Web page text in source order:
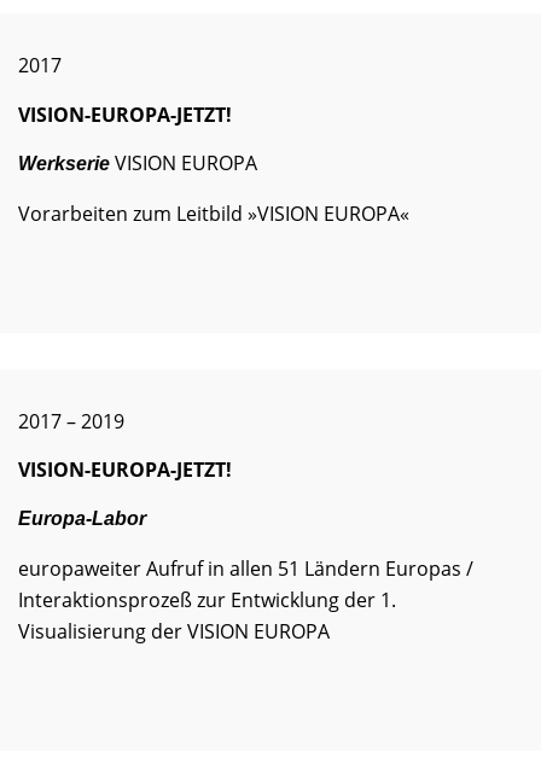
2017
VISION-EUROPA-JETZT!
Werkserie VISION EUROPA
Vorarbeiten zum Leitbild »VISION EUROPA«
2017 – 2019
VISION-EUROPA-JETZT!
Europa-Labor
europaweiter Aufruf in allen 51 Ländern Europas /
Interaktionsprozeß zur Entwicklung der 1.
Visualisierung der VISION EUROPA